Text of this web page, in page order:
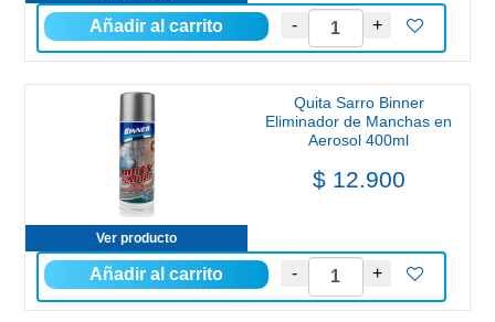
Ver producto
Quita Sarro Binner
Eliminador de Manchas en
Aerosol 400ml
$ 12.900